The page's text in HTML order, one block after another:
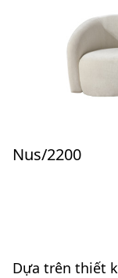
Nus/2200
Dựa trên thiết